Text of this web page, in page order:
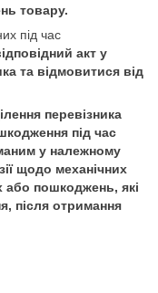
товару.
під час
акт у
та відмовитися від
перевізника
під час
у належному
щодо механічних
або пошкоджень, які
після отримання